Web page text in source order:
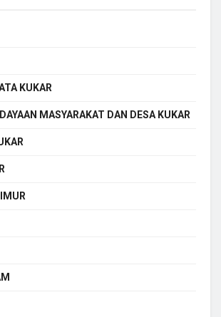
KUKAR
MASYARAKAT DAN DESA KUKAR